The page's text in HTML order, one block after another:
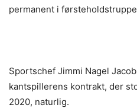
permanent i
Sportschef Jimmi Nagel
kantspillerens kontrakt, der
2020, naturlig.